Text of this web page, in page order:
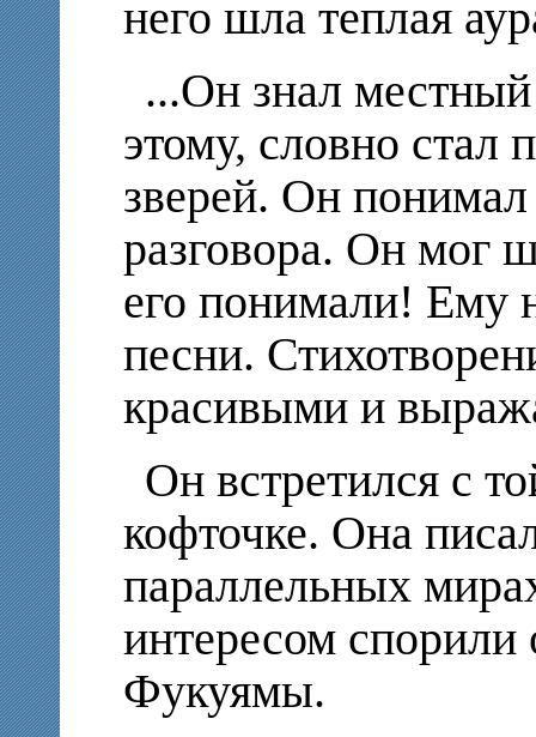
него шла теплая
...Он знал
этому, словно стал
зверей. Он
разговора. Он мог
его понимали! Ему
песни.
красивыми и
Он встретился с
кофточке. Она
параллельных
интересом спорили
Фукуямы.